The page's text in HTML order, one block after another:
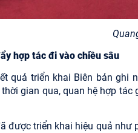
hợp tác đi vào chiều sâu
quả triển khai Biên bản
gian qua, quan hệ hợp
được triển khai hiệu quả